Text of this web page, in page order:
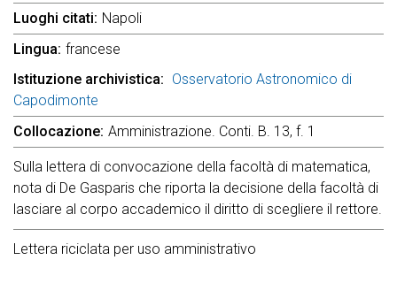
Luoghi citati Napoli
Lingua francese
Istituzione archivistica
Osservatorio Astronomico di
Capodimonte
Collocazione Amministrazione. Conti. B. 13, f. 1
Sulla lettera di convocazione della facoltà di matematica,
nota di De Gasparis che riporta la decisione della facoltà di
lasciare al corpo accademico il diritto di scegliere il rettore.
Lettera riciclata per uso amministrativo